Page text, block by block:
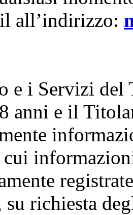
all’indirizzo:
e i Servizi del
anni e il
cui
su richiesta